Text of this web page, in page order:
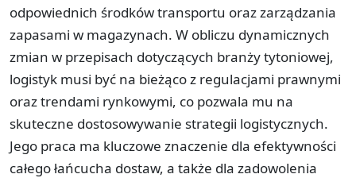
odpowiednich środków transportu oraz zarządzania
zapasami w magazynach. W obliczu dynamicznych
zmian w przepisach dotyczących branży tytoniowej,
logistyk musi być na bieżąco z regulacjami prawnymi
oraz trendami rynkowymi, co pozwala mu na
skuteczne dostosowywanie strategii logistycznych.
Jego praca ma kluczowe znaczenie dla efektywności
całego łańcucha dostaw, a także dla zadowolenia